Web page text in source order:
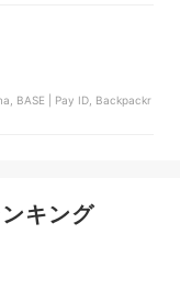
BASE | Pay ID, Backpackr
キング